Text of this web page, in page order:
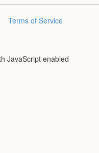
Terms of Service
JavaScript enabled